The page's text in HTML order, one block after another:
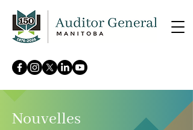
Nouvelles